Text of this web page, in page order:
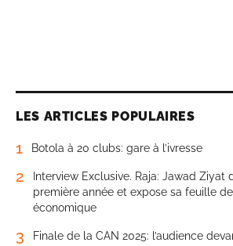
LES ARTICLES POPULAIRES
1 Botola à 20 clubs: gare à l’ivresse
2
Interview Exclusive. Raja: Jawad Ziyat
première année et expose sa feuille
économique
3
Finale de la CAN 2025: l’audience